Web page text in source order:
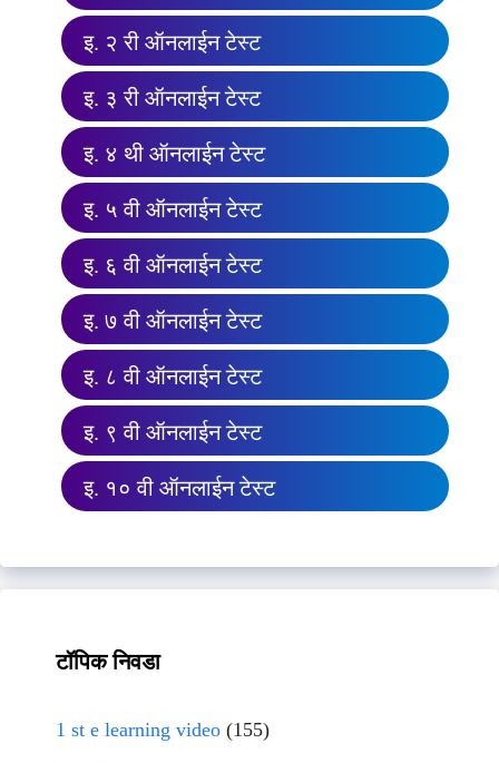
इ. २ री ऑनलाईन टेस्ट
इ. ३ री ऑनलाईन टेस्ट
इ. ४ थी ऑनलाईन टेस्ट
इ. ५ वी ऑनलाईन टेस्ट
इ. ६ वी ऑनलाईन टेस्ट
इ. ७ वी ऑनलाईन टेस्ट
इ. ८ वी ऑनलाईन टेस्ट
इ. ९ वी ऑनलाईन टेस्ट
इ. १० वी ऑनलाईन टेस्ट
टॉपिक निवडा
1 st e learning video (155)